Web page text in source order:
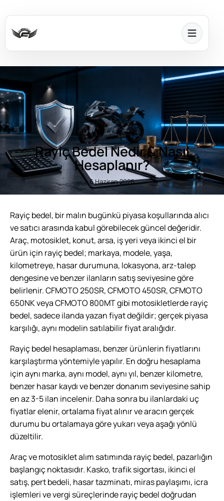
Rayiç Bedel Nedir & Nasıl
Hesaplanır?
6 Haziran 2026
Rayiç bedel, bir malın bugünkü piyasa koşullarında alıcı
ve satıcı arasında kabul görebilecek güncel değeridir.
Araç, motosiklet, konut, arsa, iş yeri veya ikinci el bir
ürün için rayiç bedel; markaya, modele, yaşa,
kilometreye, hasar durumuna, lokasyona, arz-talep
dengesine ve benzer ilanların satış seviyesine göre
belirlenir. CFMOTO 250SR, CFMOTO 450SR, CFMOTO
650NK veya CFMOTO 800MT gibi motosikletlerde rayiç
bedel, sadece ilanda yazan fiyat değildir; gerçek piyasa
karşılığı, aynı modelin satılabilir fiyat aralığıdır.
Rayiç bedel hesaplaması, benzer ürünlerin fiyatlarını
karşılaştırma yöntemiyle yapılır. En doğru hesaplama
için aynı marka, aynı model, aynı yıl, benzer kilometre,
benzer hasar kaydı ve benzer donanım seviyesine sahip
en az 3-5 ilan incelenir. Daha sonra bu ilanlardaki uç
fiyatlar elenir, ortalama fiyat alınır ve aracın gerçek
durumu bu ortalamaya göre yukarı veya aşağı yönlü
düzeltilir.
Araç ve motosiklet alım satımında rayiç bedel, pazarlığın
başlangıç noktasıdır. Kasko, trafik sigortası, ikinci el
satış, pert bedeli, hasar tazminatı, miras paylaşımı, icra
işlemleri ve vergi süreçlerinde rayiç bedel doğrudan